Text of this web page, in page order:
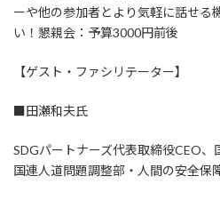
ーや他の参加者とより気軽に話せる
い！懇親会：予算3000円前後
【ゲスト・ファシリテーター】
■田瀬和夫氏
SDGパートナーズ代表取締役CEO
国連人道問題調整部・人間の安全保